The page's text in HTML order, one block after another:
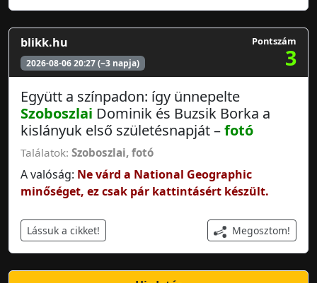
blikk.hu
2026-08-06 20:27 (~3 napja)
Pontszám
3
Együtt a színpadon: így ünnepelte
Szoboszlai Dominik és Buzsik Borka a
kislányuk első születésnapját –fotó
Találatok: Szoboszlai, fotó
A valóság: Ne várd a National Geographic
minőséget, ez csak pár kattintásért készült.
Lássuk a cikket! Megosztom!